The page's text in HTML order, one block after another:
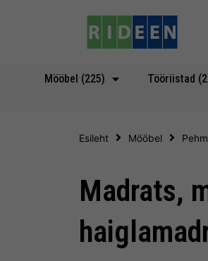
Mööbel (225) Tööriistad
Esileht Mööbel
Madrats,